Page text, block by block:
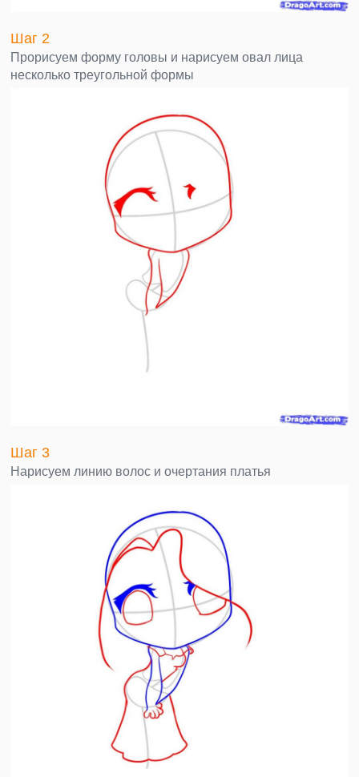
Шаг 2
Прорисуем форму головы и нарисуем овал лица
несколько треугольной формы
Шаг 3
Нарисуем линию волос и очертания платья